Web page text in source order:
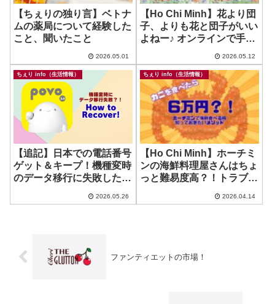
【ちぇりの独り言】ベトナ
ムの薬局について経験した
こと、聞いたこと
2026.05.01
【Ho Chi Minh】花より団
子、よりも花と団子がいい
よねー♪ オンラインで手軽
2026.05.12
ちぇり info（生活情報）
【追記】日本での電話番号
ゲット＆キープ！機種変時
のデータ移行に失敗したけ
2026.05.26
ちぇり info（生活情報）
【Ho Chi Minh】ホーチミ
ンの海鮮料理屋さんはちょ
っと難易度高？！トラブル
2026.04.14
ファンティエットの市場！